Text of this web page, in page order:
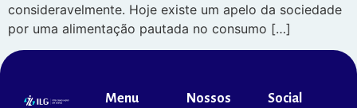
consideravelmente. Hoje existe um apelo da sociedade
por uma alimentação pautada no consumo […]
Menu
Nossos
Social